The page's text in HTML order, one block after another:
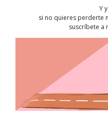
Y
si no quieres perderte
suscríbete a